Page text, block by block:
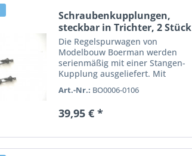
Schraubenkupplungen,
steckbar in Trichter, 2 Stück
Die Regelspurwagen von
Modelbouw Boerman werden
serienmäßig mit einer Stangen-
Kupplung ausgeliefert. Mit
man die Regelspur-Wagen von
vorbildgerechten
ausstatten....
Art.-Nr.: BO0006-0106
39,95 € *